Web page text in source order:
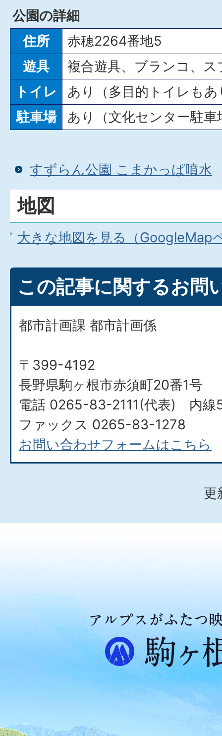
公園の詳細
住所
赤穂2264番地5
遊具
複合遊具、ブランコ、
トイレ
あり（多目的トイレもあ
駐車場
あり（文化センター駐
すずらん公園 こまかっぱ噴水
地図
大きな地図を見る（GoogleMap
この記事に関するお問
都市計画課 都市計画係
〒399-4192
長野県駒ヶ根市赤須町20番1号
電話 0265-83-2111(代表) 内線
ファックス 0265-83-1278
お問い合わせフォームはこちら
更
ア
ル
プ
ス
が